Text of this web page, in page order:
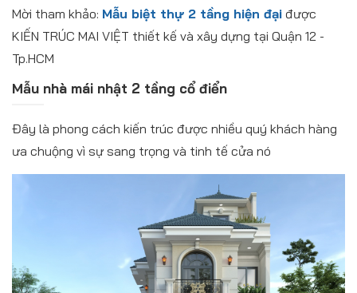
Mời tham khảo: Mẫu biệt thự 2 tầng hiện đại được
KIẾN TRÚC MAI VIỆT thiết kế và xây dựng tại Quận 12 -
Tp.HCM
Mẫu nhà mái nhật 2 tầng cổ điển
Đây là phong cách kiến trúc được nhiều quý khách hàng
ưa chuộng vì sự sang trọng và tinh tế cửa nó